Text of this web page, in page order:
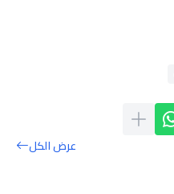
عرض الكل